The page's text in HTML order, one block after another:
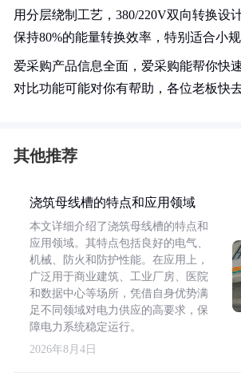
用分层绕制工艺，380/220V双向转换设
保持80%的能量转换效率，特别适合小
爱采购产品信息全面，爱采购能帮你快
对比功能可能对你有帮助，各位老板快
其他推荐
浇筑母线槽的特点和应用领域
本文详细介绍了浇筑母线槽的特点和
应用领域。其特点包括良好的电气、
机械、防火和防护性能。在应用上，
广泛用于商业建筑、工业厂房、医院
和数据中心等场所，凭借自身优势满
足不同领域对电力供应的高要求，保
障电力系统稳定运行。
2026年8月4日